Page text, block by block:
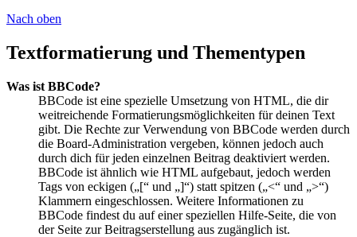
Nach oben
Textformatierung und Thementypen
Was ist BBCode?
BBCode ist eine spezielle Umsetzung von HTML, die dir
weitreichende Formatierungsmöglichkeiten für deinen Text
gibt. Die Rechte zur Verwendung von BBCode werden durch
die Board-Administration vergeben, können jedoch auch
durch dich für jeden einzelnen Beitrag deaktiviert werden.
BBCode ist ähnlich wie HTML aufgebaut, jedoch werden
Tags von eckigen („[“ und „]“) statt spitzen („<“ und „>“)
Klammern eingeschlossen. Weitere Informationen zu
BBCode findest du auf einer speziellen Hilfe-Seite, die von
der Seite zur Beitragserstellung aus zugänglich ist.